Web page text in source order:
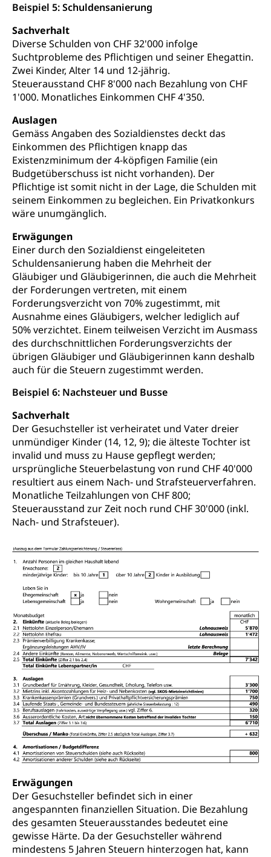
Beispiel 5: Schuldensanierung
Sachverhalt
Diverse Schulden von CHF 32'000 infolge
Suchtprobleme des Pflichtigen und seiner Ehegattin.
Zwei Kinder, Alter 14 und 12-jährig.
Steuerausstand CHF 8'000 nach Bezahlung von CHF
1'000. Monatliches Einkommen CHF 4'350.
Auslagen
Gemäss Angaben des Sozialdienstes deckt das
Einkommen des Pflichtigen knapp das
Existenzminimum der 4-köpfigen Familie (ein
Budgetüberschuss ist nicht vorhanden). Der
Pflichtige ist somit nicht in der Lage, die Schulden mit
seinem Einkommen zu begleichen. Ein Privatkonkurs
wäre unumgänglich.
Erwägungen
Einer durch den Sozialdienst eingeleiteten
Schuldensanierung haben die Mehrheit der
Gläubiger und Gläubigerinnen, die auch die Mehrheit
der Forderungen vertreten, mit einem
Forderungsverzicht von 70% zugestimmt, mit
Ausnahme eines Gläubigers, welcher lediglich auf
50% verzichtet. Einem teilweisen Verzicht im Ausmass
des durchschnittlichen Forderungsverzichts der
übrigen Gläubiger und Gläubigerinnen kann deshalb
auch für die Steuern zugestimmt werden.
Beispiel 6: Nachsteuer und Busse
Sachverhalt
Der Gesuchsteller ist verheiratet und Vater dreier
unmündiger Kinder (14, 12, 9); die älteste Tochter ist
invalid und muss zu Hause gepflegt werden;
ursprüngliche Steuerbelastung von rund CHF 40'000
resultiert aus einem Nach- und Strafsteuerverfahren.
Monatliche Teilzahlungen von CHF 800;
Steuerausstand zur Zeit noch rund CHF 30'000 (inkl.
Nach- und Strafsteuer).
Erwägungen
Der Gesuchsteller befindet sich in einer
angespannten finanziellen Situation. Die Bezahlung
des gesamten Steuerausstandes bedeutet eine
gewisse Härte. Da der Gesuchsteller während
mindestens 5 Jahren Steuern hinterzogen hat, kann